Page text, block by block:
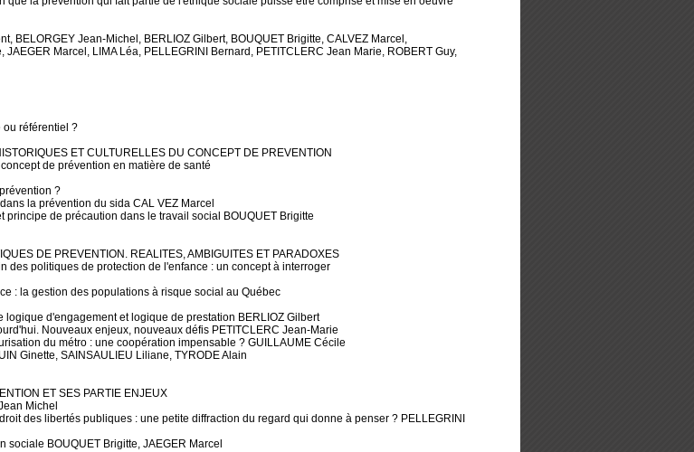
BELORGEY Jean­-Michel, BERLIOZ Gilbert, BOUQUET Brigitte, CALVEZ Marcel,
JAEGER Marcel, LIMA Léa, PELLEGRINI Bernard, PETITCLERC Jean Marie, ROBERT Guy,
ou référentiel ?
ET CULTURELLES DU CONCEPT DE PREVENTION
de prévention en matière de santé
?
la prévention du sida CAL VEZ Marcel
principe de précaution dans le travail social BOUQUET Brigitte
DE PREVENTION. REALITES, AMBIGUITES ET PARADOXES
des politiques de protection de l'enfance : un concept à interroger
: la gestion des populations à risque social au Québec
d'engagement et logique de prestation BERLIOZ Gilbert
Nouveaux enjeux, nouveaux défis PETITCLERC Jean-Marie
du métro : une coopération impensable ? GUILLAUME Cécile
Ginette, SAINSAULIEU Liliane, TYRODE Alain
ET SES PARTIE ENJEUX
Michel
des libertés publiques : une petite diffraction du regard qui donne à penser ? PELLEGRINI
BOUQUET Brigitte, JAEGER Marcel